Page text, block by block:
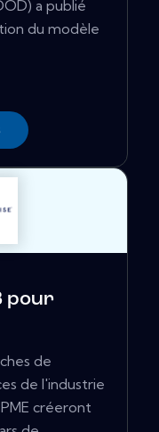
a publié
du modèle
pour
de
de l'industrie
créeront